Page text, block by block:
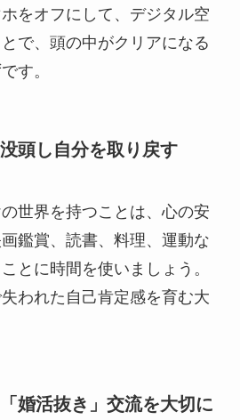
をオフにして、デジタル空
で、頭の中がクリアになる
す。
頭し自分を取り戻す
世界を持つことは、心の安
鑑賞、読書、料理、運動な
とに時間を使いましょう。
われた自己肯定感を育む大
婚活抜き」交流を大切に